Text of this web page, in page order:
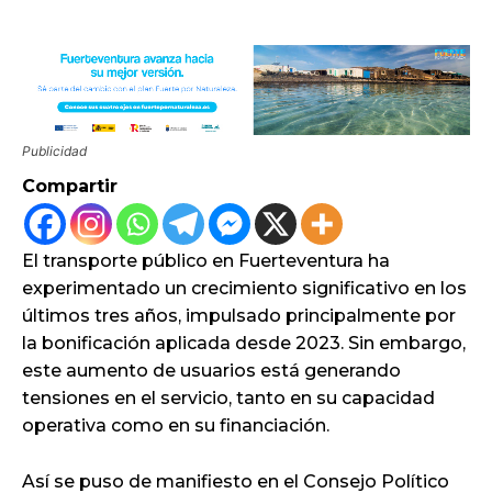
Publicidad
Compartir
El transporte público en Fuerteventura ha
experimentado un crecimiento significativo en los
últimos tres años, impulsado principalmente por
la bonificación aplicada desde 2023. Sin embargo,
este aumento de usuarios está generando
tensiones en el servicio, tanto en su capacidad
operativa como en su financiación.
Así se puso de manifiesto en el Consejo Político